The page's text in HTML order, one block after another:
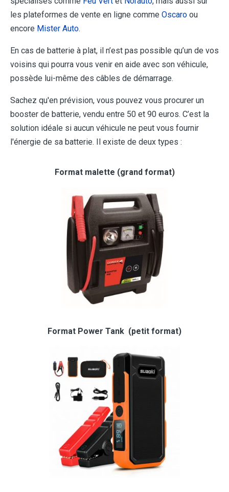
les plateformes de vente en ligne comme Oscaro ou
encore Mister Auto.
En cas de batterie à plat, il n’est pas possible qu’un de vos
voisins qui pourra vous venir en aide avec son véhicule,
possède lui-même des câbles de démarrage.
Sachez qu'en prévision, vous pouvez vous procurer un
booster de batterie, vendu entre 50 et 90 euros. C’est la
solution idéale si aucun véhicule ne peut vous fournir
l'énergie de sa batterie. Il existe de deux types :
Format malette (grand format)
Format Power Tank (petit format)